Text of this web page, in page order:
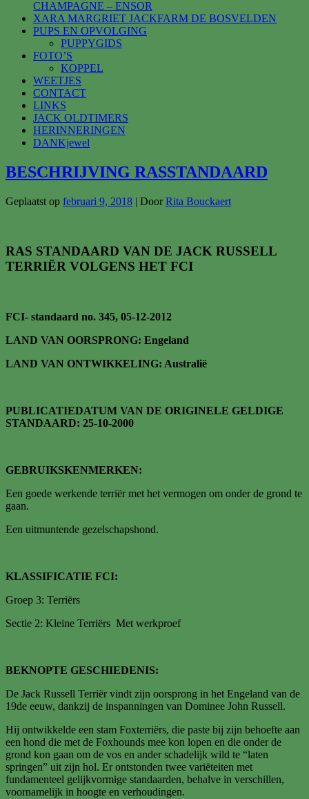
CHAMPAGNE – ENSOR
XARA MARGRIET JACKFARM DE BOSVELDEN
PUPS EN OPVOLGING
PUPPYGIDS
FOTO’S
KOPPEL
WEETJES
CONTACT
LINKS
JACK OLDTIMERS
HERINNERINGEN
DANKjewel
BESCHRIJVING RASSTANDAARD
Geplaatst op februari 9, 2018 | DoorRita Bouckaert
RAS STANDAARD VAN DE JACK RUSSELL
TERRIËR VOLGENS HET FCI
FCI- standaard no. 345, 05-12-2012
LAND VAN OORSPRONG: Engeland
LAND VAN ONTWIKKELING: Australië
PUBLICATIEDATUM VAN DE ORIGINELE GELDIGE
STANDAARD: 25-10-2000
GEBRUIKSKENMERKEN:
Een goede werkende terriër met het vermogen om onder de grond te
gaan.
Een uitmuntende gezelschapshond.
KLASSIFICATIE FCI:
Groep 3: Terriërs
Sectie 2: Kleine Terriërs Met werkproef
BEKNOPTE GESCHIEDENIS:
De Jack Russell Terriër vindt zijn oorsprong in het Engeland van de
19de eeuw, dankzij de inspanningen van Dominee John Russell.
Hij ontwikkelde een stam Foxterriërs, die paste bij zijn behoefte aan
een hond die met de Foxhounds mee kon lopen en die onder de
grond kon gaan om de vos en ander schadelijk wild te “laten
springen” uit zijn hol. Er ontstonden twee variëteiten met
fundamenteel gelijkvormige standaarden, behalve in verschillen,
voornamelijk in hoogte en verhoudingen.